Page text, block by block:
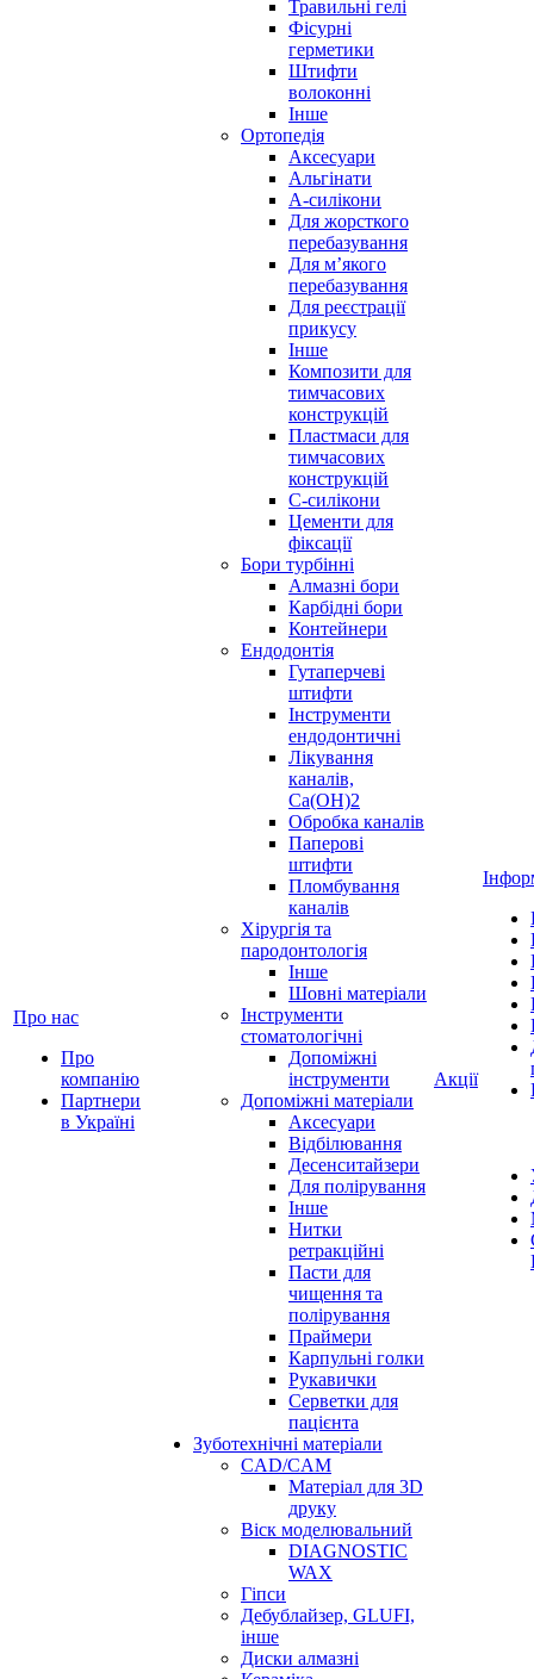
Про нас
Про
компанію
Партнери
в Україні
Травильні гелі
Фісурні
герметики
Штифти
волоконні
Інше
Ортопедія
Аксесуари
Альгінати
А-силікони
Для жорсткого
перебазування
Для м’якого
перебазування
Для реєстрації
прикусу
Інше
Композити для
тимчасових
конструкцій
Пластмаси для
тимчасових
конструкцій
С-силікони
Цементи для
фіксації
Бори турбінні
Алмазні бори
Карбідні бори
Контейнери
Ендодонтія
Гутаперчеві
штифти
Інструменти
ендодонтичні
Лікування
каналів,
Ca(OH)2
Обробка каналів
Паперові
штифти
Пломбування
каналів
Хірургія та
пародонтологія
Інше
Шовні матеріали
Інструменти
стоматологічні
Допоміжні
інструменти
Допоміжні матеріали
Аксесуари
Відбілювання
Десенситайзери
Для полірування
Інше
Нитки
ретракційні
Пасти для
чищення та
полірування
Праймери
Карпульні голки
Рукавички
Серветки для
пацієнта
Зуботехнічні матеріали
CAD/CAM
Матеріал для 3D
друку
Віск моделювальний
DIAGNOSTIC
WAX
Гіпси
Дебублайзер, GLUFI,
інше
Диски алмазні
Акції